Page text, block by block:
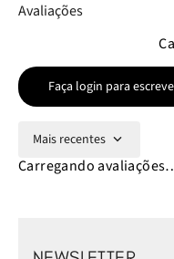
Avaliações
Faça login para
Mais recentes
Carregando